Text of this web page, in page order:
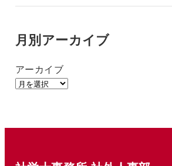
月別アーカイブ
アーカイブ